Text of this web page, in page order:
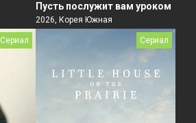
Пусть послужит вам уроком
2026, Корея Южная
Сериал Сериал